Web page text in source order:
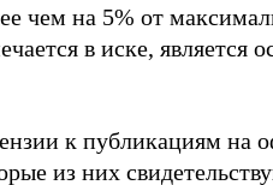
чем на 5% от
в иске, является
к публикациям на
из них